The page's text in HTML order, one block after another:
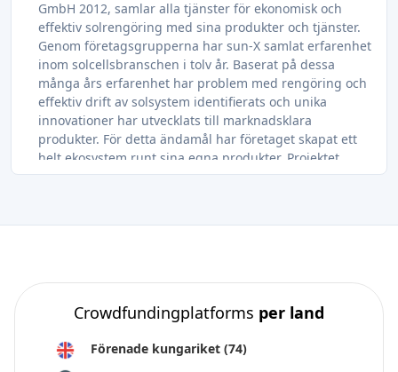
GmbH 2012, samlar alla tjänster för ekonomisk och
effektiv solrengöring med sina produkter och tjänster.
Genom företagsgrupperna har sun-X samlat erfarenhet
inom solcellsbranschen i tolv år. Baserat på dessa
många års erfarenhet har problem med rengöring och
effektiv drift av solsystem identifierats och unika
innovationer har utvecklats till marknadsklara
produkter. För detta ändamål har företaget skapat ett
helt ekosystem runt sina egna produkter. Projektet
tillhandahålls av Econeers och kommer att säkerställa
euro för att finansiera en del av utvecklingskostnaderna
för projekten. Projektet tillhandahålls av Enerfip och
kommer att säkerställa en årlig avkastning på 8,75%Läs
mer om projektet här.
Din investering kommer att användas för att bygga
Crowdfundingplatforms per land
Förenade kungariket (74)